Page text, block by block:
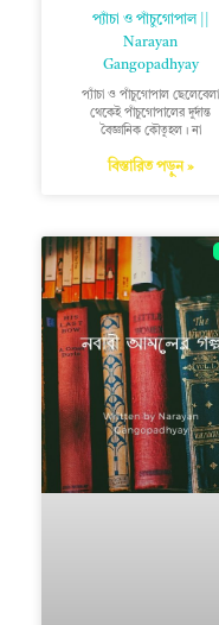
প্যাঁচা ও পাঁচুগোপাল ||
Narayan
Gangopadhyay
প্যাঁচা ও পাঁচুগোপাল ছেলেবেলা
থেকেই পাঁচুগোপালের দুর্দান্ত
বৈজ্ঞানিক কৌতূহল। না
বিস্তারিত পড়ুন »